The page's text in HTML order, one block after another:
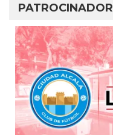
PATROCINADOR